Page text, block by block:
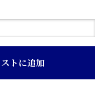
トに追加